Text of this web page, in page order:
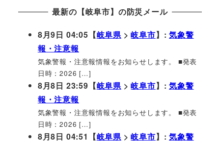
最新の【岐阜市】の防災メール
8月9日 04:05【岐阜県 >岐阜市】:気象警
報・注意報
気象警報・注意報情報をお知らせします。 ■発表
日時：2026 […]
8月8日 23:59【岐阜県 >岐阜市】:気象警
報・注意報
気象警報・注意報情報をお知らせします。 ■発表
日時：2026 […]
8月8日 04:51【岐阜県 >岐阜市】:気象警